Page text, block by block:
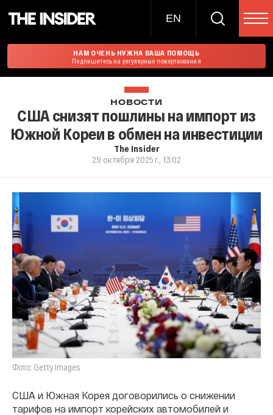
EN
НАМ ОЧЕНЬ НУЖНА ВАША ПОМОЩЬ
Подпишитесь на регулярные пожертвования
НОВОСТИ
США снизят пошлины на импорт из
Южной Кореи в обмен на инвестиции
The Insider
29 октября 2025 г., 13:02
Фото: Getty Images
США и Южная Корея договорились о снижении
тарифов на импорт корейских автомобилей и